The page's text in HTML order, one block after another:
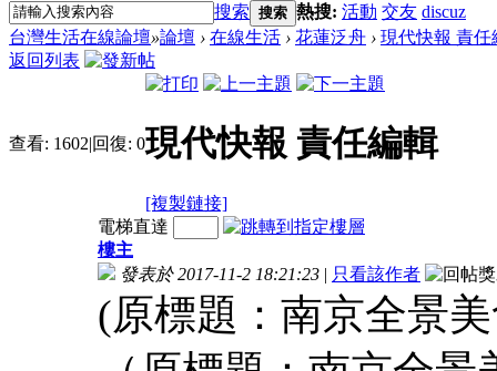
搜索 搜索 熱搜: 活動 交友 discuz
台灣生活在線論壇»論壇 › 在線生活 › 花蓮泛舟 › 現代快報 責任
返回列表
查看: 1602|回復: 0現代快報 責任編輯
[複製鏈接]
電梯直達
樓主
發表於 2017-11-2 18:21:23 | 只看該作者
(原標題：南京全景